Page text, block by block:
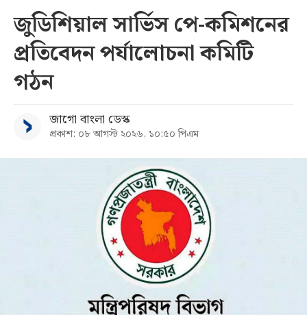
জুডিশিয়াল সার্ভিস পে-কমিশনের
প্রতিবেদন পর্যালোচনা কমিটি
গঠন
জাগো বাংলা ডেস্ক
প্রকাশ: ০৮ আগস্ট ২০২৬, ১০:৫০ পিএম